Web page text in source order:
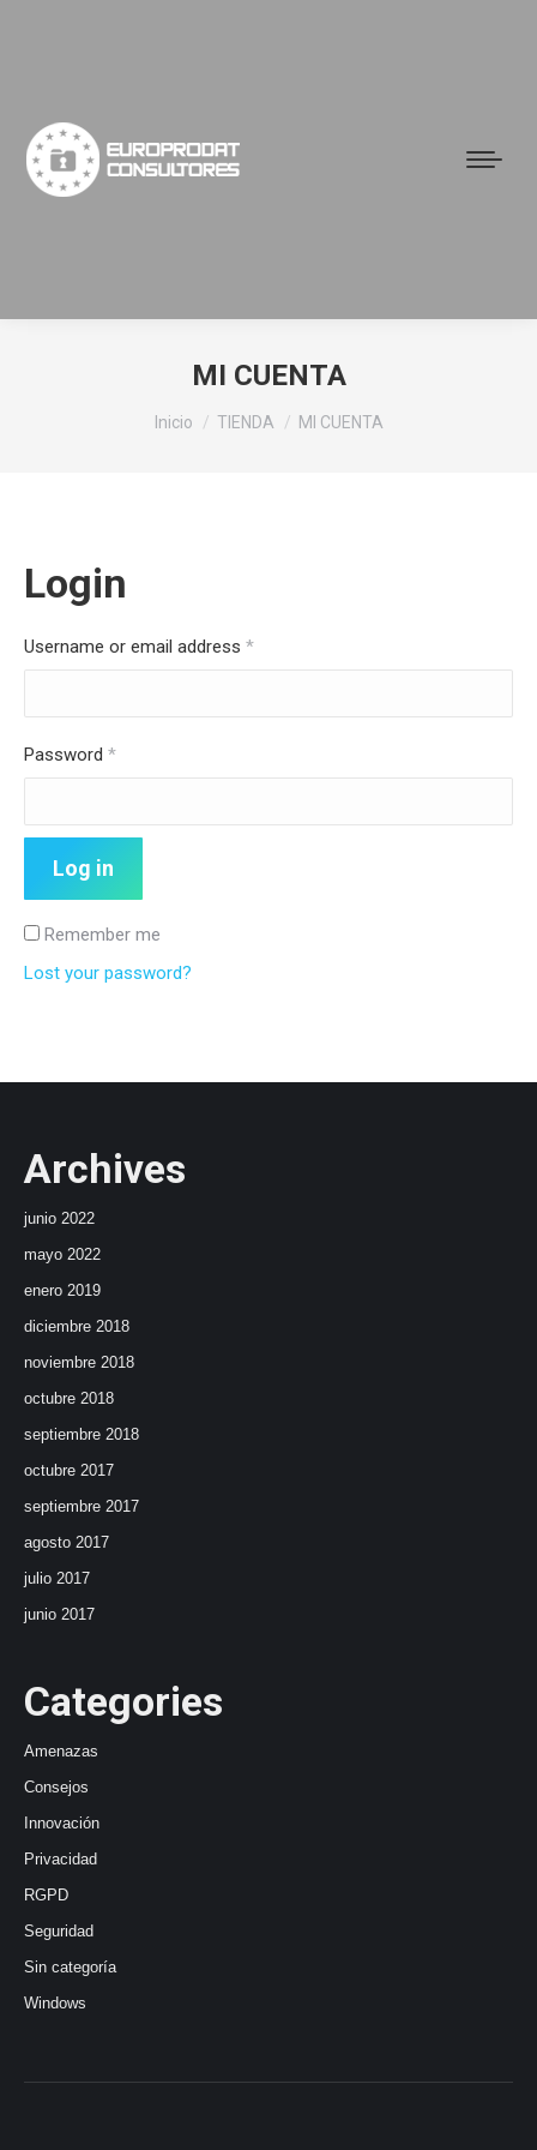
MI CUENTA
Estás aquí:
Inicio TIENDA MI CUENTA
Login
Username or email address *
Password *
Log in
Remember me
Lost your password?
Archives
junio 2022
mayo 2022
enero 2019
diciembre 2018
noviembre 2018
octubre 2018
septiembre 2018
octubre 2017
septiembre 2017
agosto 2017
julio 2017
junio 2017
Categories
Amenazas
Consejos
Innovación
Privacidad
RGPD
Seguridad
Sin categoría
Windows